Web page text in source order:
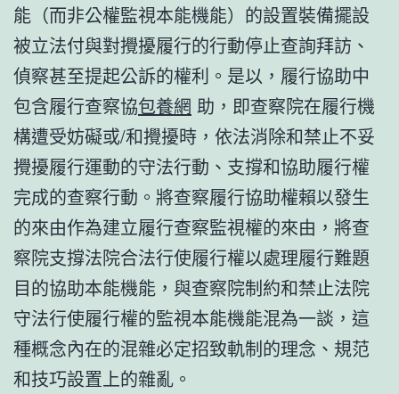
能（而非公權監視本能機能）的設置裝備擺設
被立法付與對攪擾履行的行動停止查詢拜訪、
偵察甚至提起公訴的權利。是以，履行協助中
包含履行查察協包養網 助，即查察院在履行機
構遭受妨礙或/和攪擾時，依法消除和禁止不妥
攪擾履行運動的守法行動、支撐和協助履行權
完成的查察行動。將查察履行協助權賴以發生
的來由作為建立履行查察監視權的來由，將查
察院支撐法院合法行使履行權以處理履行難題
目的協助本能機能，與查察院制約和禁止法院
守法行使履行權的監視本能機能混為一談，這
種概念內在的混雜必定招致軌制的理念、規范
和技巧設置上的雜亂。